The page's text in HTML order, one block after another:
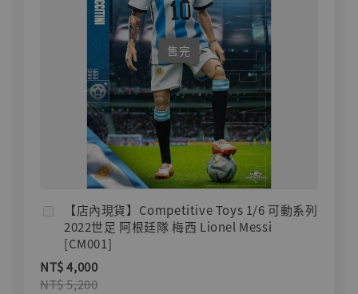
售完
【店內現貨】Competitive Toys 1/6 可動系列
2022世足 阿根廷隊 梅西 Lionel Messi
[CM001]
NT$ 4,000
NT$ 5,200